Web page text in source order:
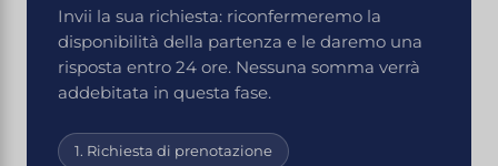
Invii la sua richiesta: riconfermeremo la
disponibilità della partenza e le daremo una
risposta entro 24 ore. Nessuna somma verrà
addebitata in questa fase.
1. Richiesta di prenotazione